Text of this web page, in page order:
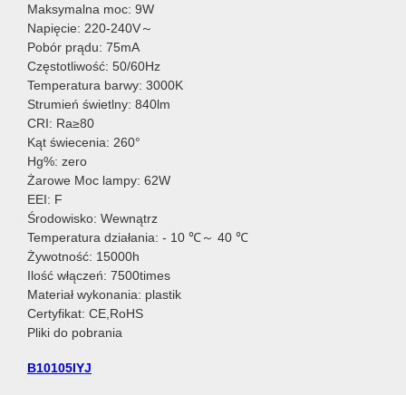
Maksymalna moc: 9W
Napięcie: 220-240V～
Pobór prądu: 75mA
Częstotliwość: 50/60Hz
Temperatura barwy: 3000K
Strumień świetlny: 840lm
CRI: Ra≥80
Kąt świecenia: 260°
Hg%: zero
Żarowe Moc lampy: 62W
EEI: F
Środowisko: Wewnątrz
Temperatura działania: - 10 ℃～ 40 ℃
Żywotność: 15000h
Ilość włączeń: 7500times
Materiał wykonania: plastik
Certyfikat: CE,RoHS
Pliki do pobrania
B10105IYJ